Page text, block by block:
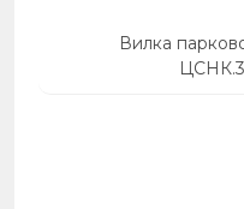
Вилка